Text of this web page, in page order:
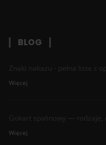
BLOG
Znaki nakazu - pełna lista z
Więcej
Gokart spalinowy — rodzaje,
Więcej